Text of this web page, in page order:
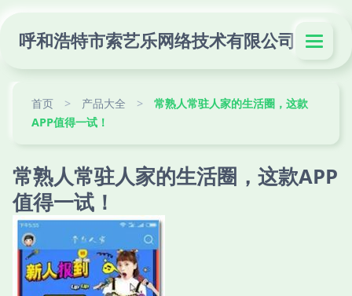
呼和浩特市索艺乐网络技术有限公司
首页 > 产品大全 >
常熟人常驻人家的生活圈，这款
APP值得一试！
常熟人常驻人家的生活圈，这款APP
值得一试！